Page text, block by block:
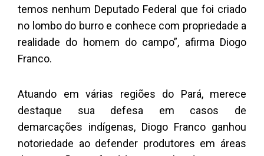
temos nenhum Deputado Federal que foi criado
no lombo do burro e conhece com propriedade a
realidade do homem do campo”, afirma Diogo
Franco.
Atuando em várias regiões do Pará, merece
destaque sua defesa em casos de
demarcações indígenas, Diogo Franco ganhou
notoriedade ao defender produtores em áreas